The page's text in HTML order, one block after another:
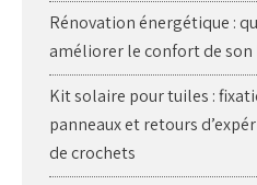
Rénovation énergétique :
améliorer le confort de son
Kit solaire pour tuiles :
panneaux et retours
de crochets